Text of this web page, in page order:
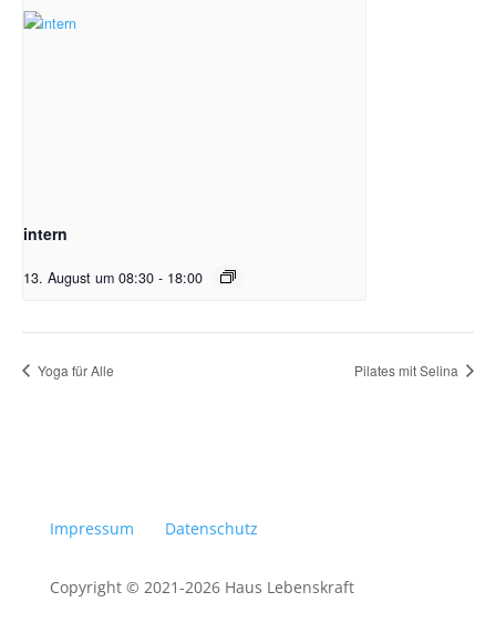
intern
13. August um 08:30 - 18:00
Yoga für Alle Pilates mit Selina
Impressum Datenschutz
Copyright © 2021-2026 Haus Lebenskraft